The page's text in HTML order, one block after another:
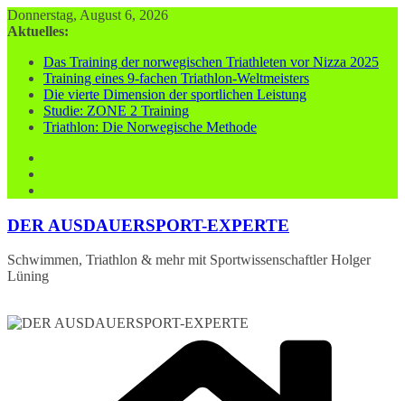
Zum
Inhalt
Donnerstag, August 6, 2026
Aktuelles:
Das Training der norwegischen Triathleten vor Nizza 2025
Training eines 9-fachen Triathlon-Weltmeisters
Die vierte Dimension der sportlichen Leistung
Studie: ZONE 2 Training
Triathlon: Die Norwegische Methode
DER AUSDAUERSPORT-EXPERTE
Schwimmen, Triathlon & mehr mit Sportwissenschaftler Holger
Lüning